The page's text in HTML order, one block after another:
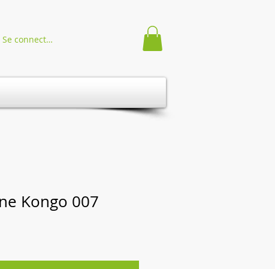
Se connecter
Kongo 007